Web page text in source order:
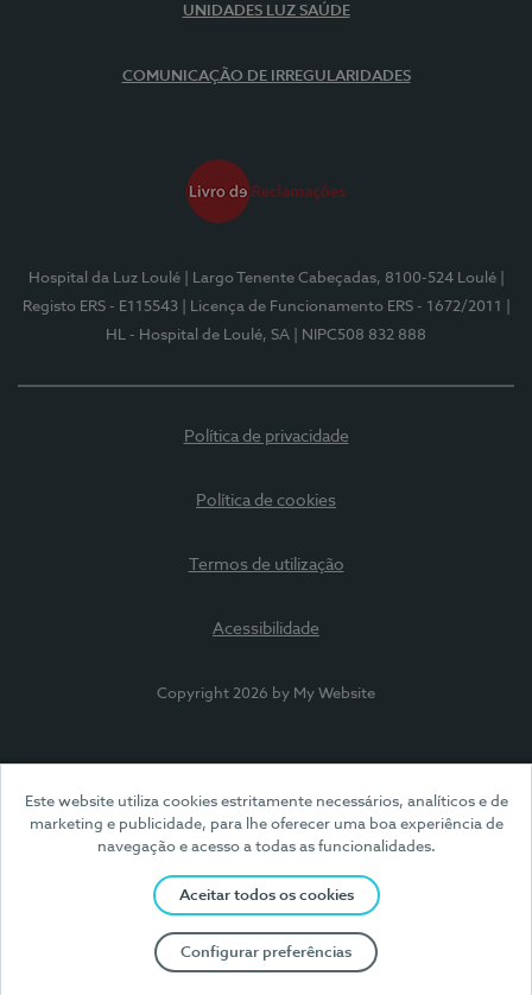
Este website utiliza cookies estritamente necessários, analíticos e de
marketing e publicidade, para lhe oferecer uma boa experiência de
navegação e acesso a todas as funcionalidades.
Aceitar todos os cookies
Configurar preferências
UNIDADES LUZ SAÚDE
COMUNICAÇÃO DE IRREGULARIDADES
Hospital da Luz Loulé | Largo Tenente Cabeçadas, 8100-524 Loulé
Registo ERS - E115543
| Licença de Funcionamento ERS - 1672/2011
HL - Hospital de Loulé, SA
| NIPC508 832 888
Política de privacidade
Política de cookies
Termos de utilização
Acessibilidade
Copyright 2026 by My Website